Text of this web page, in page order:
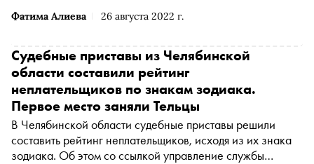
Фатима Алиева 26 августа 2022 г.
области пишет ТАСС
Судебные приставы из Челябинской
области составили рейтинг
неплательщиков по знакам зодиака.
Первое место заняли Тельцы
В Челябинской области судебные приставы решили
составить рейтинг неплательщиков, исходя из их знака
зодиака. Об этом со ссылкой управление службы